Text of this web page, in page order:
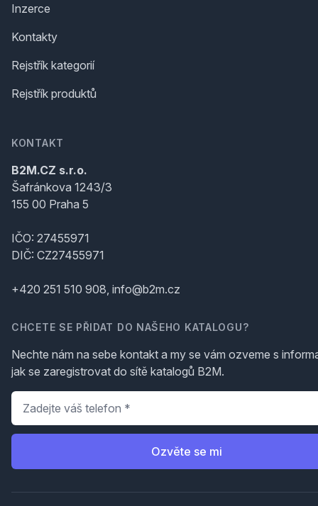
Inzerce
Kontakty
Rejstřík kategorií
Rejstřík produktů
KONTAKT
B2M.CZ s.r.o.
Šafránkova 1243/3
155 00 Praha 5
IČO: 27455971
DIČ: CZ27455971
+420 251 510 908, info@b2m.cz
CHCETE SE PŘIDAT DO NAŠEHO KATALOGU?
Nechte nám na sebe kontakt a my se vám ozveme s
jak se zaregistrovat do sítě katalogů B2M.
Telefon
Ozvěte se mi